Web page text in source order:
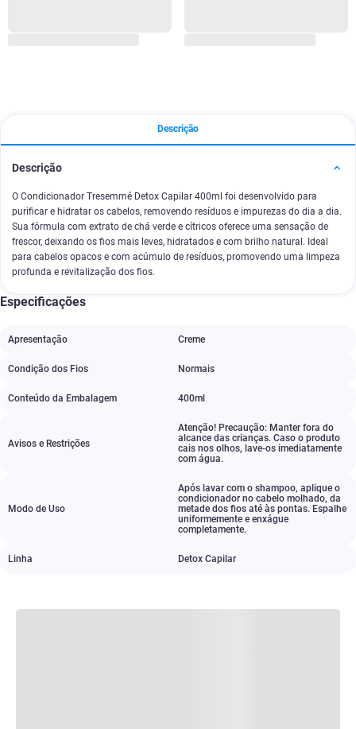
Descrição
Descrição
O Condicionador Tresemmé Detox Capilar 400ml foi desenvolvido para
purificar e hidratar os cabelos, removendo resíduos e impurezas do dia a dia.
Sua fórmula com extrato de chá verde e cítricos oferece uma sensação de
frescor, deixando os fios mais leves, hidratados e com brilho natural. Ideal
para cabelos opacos e com acúmulo de resíduos, promovendo uma limpeza
profunda e revitalização dos fios.
Especificações
Apresentação Creme
Condição dos Fios Normais
Conteúdo da Embalagem 400ml
Avisos e Restrições
Atenção! Precaução: Manter fora do
alcance das crianças. Caso o produto
cais nos olhos, lave-os imediatamente
com água.
Modo de Uso
Após lavar com o shampoo, aplique o
condicionador no cabelo molhado, da
metade dos fios até às pontas. Espalhe
uniformemente e enxágue
completamente.
Linha Detox Capilar